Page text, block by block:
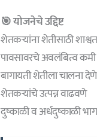
🎯 योजनेचे उद्दिष्ट
शेतकऱ्यांना शेतीसाठी
पावसावरचे अवलंबित्व
बागायती शेतीला चालना देणे
शेतकऱ्यांचे उत्पन्न वाढवणे
दुष्काळी व अर्धदुष्काळी